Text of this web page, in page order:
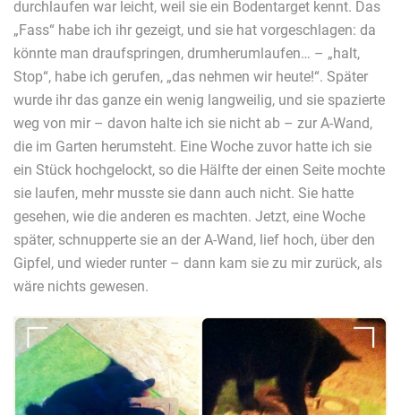
durchlaufen war leicht, weil sie ein Bodentarget kennt. Das
„Fass“ habe ich ihr gezeigt, und sie hat vorgeschlagen: da
könnte man draufspringen, drumherumlaufen… – „halt,
Stop“, habe ich gerufen, „das nehmen wir heute!“. Später
wurde ihr das ganze ein wenig langweilig, und sie spazierte
weg von mir – davon halte ich sie nicht ab – zur A-Wand,
die im Garten herumsteht. Eine Woche zuvor hatte ich sie
ein Stück hochgelockt, so die Hälfte der einen Seite mochte
sie laufen, mehr musste sie dann auch nicht. Sie hatte
gesehen, wie die anderen es machten. Jetzt, eine Woche
später, schnupperte sie an der A-Wand, lief hoch, über den
Gipfel, und wieder runter – dann kam sie zu mir zurück, als
wäre nichts gewesen.